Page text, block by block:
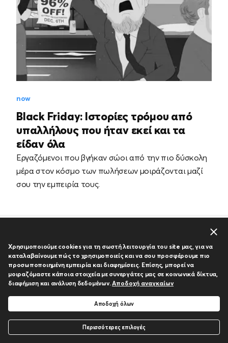
Airspeeder MK3: το πρώτο ιπτάμενο αυτοκίνητο!
now
Black Friday: Ιστορίες τρόμου από
υπαλλήλους που ήταν εκεί και τα
είδαν όλα
Εργαζόμενοι που βγήκαν σώοι από την πιο δύσκολη
μέρα στον κόσμο των πωλήσεων μοιράζονται μαζί
σου την εμπειρία τους.
22 277499
cy
Ασφάλεια Κατοικίας
Ποιοι είμαστε
Πολιτική Προστασίας
Χρησιμοποιούμε cookies για τη σωστή λειτουργία του site μας, για να
καταλαβαίνουμε πώς το χρησιμοποιείς και να σου προσφέρουμε πιο
προσωποποιημένη εμπειρία και διαφημίσεις. Επίσης, μπορεί να
μοιραζόμαστε κάποια στοιχεία με συνεργάτες μας σε κοινωνικά δίκτυα,
διαφήμιση και ανάλυση δεδομένων.Αποδοχή αναγκαίων
Αποδοχή όλων
Περισσότερες επιλογές